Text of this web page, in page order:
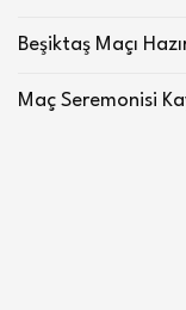
Beşiktaş Maçı
Maç Seremonisi